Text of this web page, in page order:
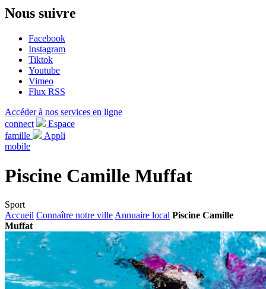
Nous suivre
Facebook
Instagram
Tiktok
Youtube
Vimeo
Flux RSS
Accéder à nos services en ligne
connect
Espace
famille
Appli
mobile
Piscine Camille Muffat
Sport
Accueil Connaître notre ville Annuaire local Piscine Camille
Muffat